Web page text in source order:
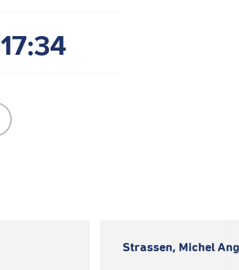
17:34
Strassen, Michel